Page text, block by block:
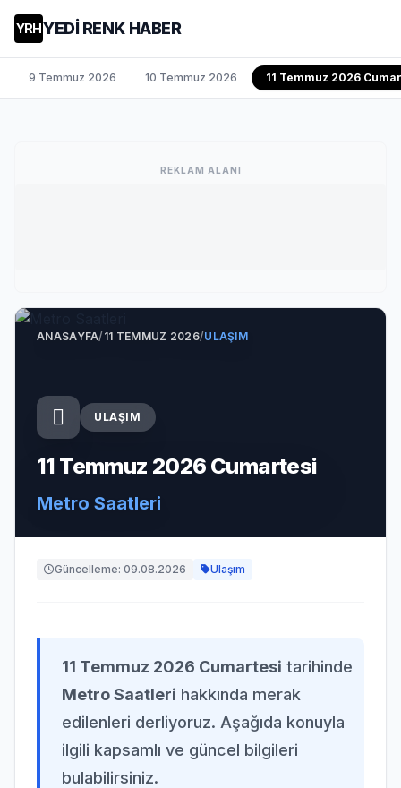
YRHYEDİ RENK HABER
9 Temmuz 2026 10 Temmuz 2026 11 Temmuz 2026
REKLAM ALANI
ANASAYFA/11 TEMMUZ 2026/ULAŞIM
ULAŞIM
11 Temmuz 2026 Cumartesi
Metro Saatleri
Güncelleme: 09.08.2026 Ulaşım
11 Temmuz 2026 Cumartesi tarihinde
Metro Saatleri hakkında merak
edilenleri derliyoruz. Aşağıda konuyla
ilgili kapsamlı ve güncel bilgileri
bulabilirsiniz.